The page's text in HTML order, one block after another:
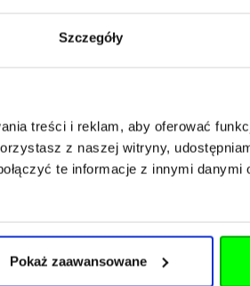
Szczegóły
treści i reklam, aby oferować
z naszej witryny,
te informacje z innymi danymi
Pokaż zaawansowane